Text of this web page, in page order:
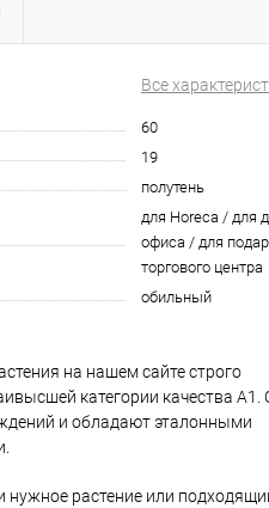
Все
60
19
полутень
для Horeca / для
офиса / для
торгового центра
обильный
на нашем сайте строго
категории качества А1.
и обладают эталонными
нужное растение или